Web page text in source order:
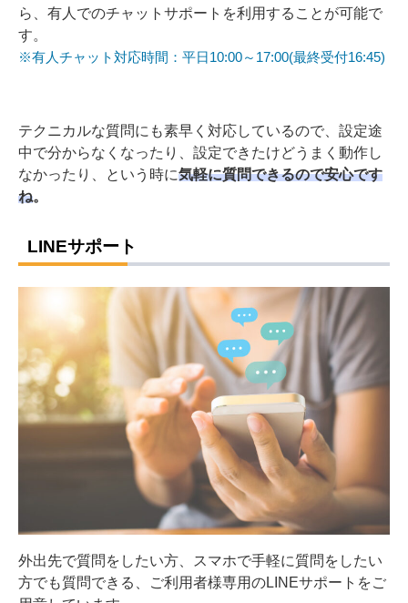
ら、有人でのチャットサポートを利用することが可能で
す。
※有人チャット対応時間：平日10:00～17:00(最終受付16:45)
テクニカルな質問にも素早く対応しているので、設定途
中で分からなくなったり、設定できたけどうまく動作し
なかったり、という時に気軽に質問できるので安心です
ね。
LINEサポート
外出先で質問をしたい方、スマホで手軽に質問をしたい
方でも質問できる、ご利用者様専用のLINEサポートをご